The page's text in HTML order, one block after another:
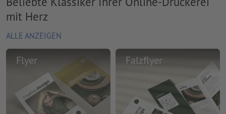
mit Herz
ALLE ANZEIGEN
Flyer Falzflyer